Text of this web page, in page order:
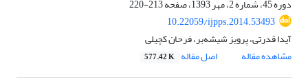
دوره 45، شماره 2، مهر 1393، صفحه
213-220
10.22059/ijpps.2014.53493
آیدا قدرتی، پرویز شیشه‌بر، فرحان کچیلی
مشاهده مقاله
اصل مقاله 577.42 K